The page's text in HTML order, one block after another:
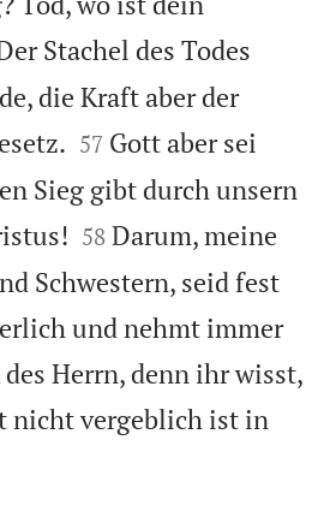
Stachel des Todes
die Kraft aber der


57 Gott aber sei
Sieg gibt durch unsern


58 Darum, meine
Schwestern, seid fest
und nehmt immer
Herrn, denn ihr wisst,
nicht vergeblich ist in